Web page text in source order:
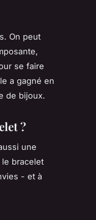
On peut
se faire
a gagné en
de bijoux.
?
une
bracelet
- et à